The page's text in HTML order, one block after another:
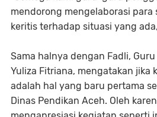
mendorong mengelaborasi para
keritis terhadap situasi yang
Sama halnya dengan Fadli, Guru
Yuliza Fitriana, mengatakan jika
adalah hal yang baru pertama
Dinas Pendikan Aceh. Oleh